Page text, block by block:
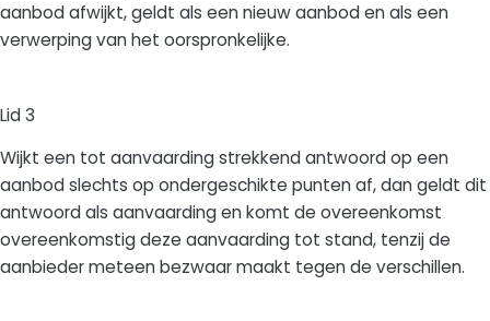
aanbod afwijkt, geldt als een nieuw aanbod en als een
verwerping van het oorspronkelijke.
Lid 3
Wijkt een tot aanvaarding strekkend antwoord op een
aanbod slechts op ondergeschikte punten af, dan geldt dit
antwoord als aanvaarding en komt de overeenkomst
overeenkomstig deze aanvaarding tot stand, tenzij de
aanbieder meteen bezwaar maakt tegen de verschillen.